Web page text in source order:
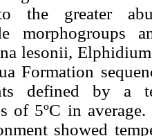
the greater
morphogroups
lesonii,
Formation
defined by a
of 5ºC in
showed